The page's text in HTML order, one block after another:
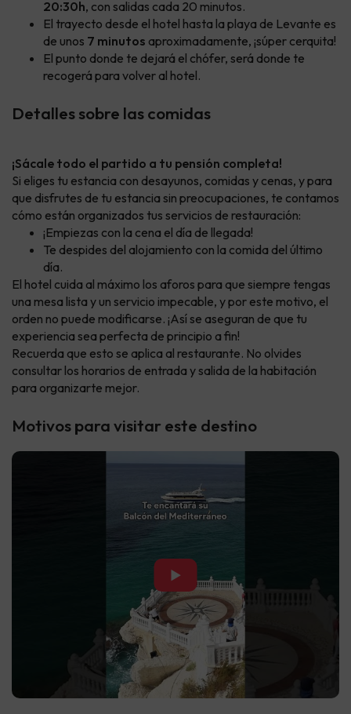
20:30h, con salidas cada 20 minutos.
El trayecto desde el hotel hasta la playa de Levante es
de unos 7 minutos aproximadamente, ¡súper cerquita!
El punto donde te dejará el chófer, será donde te
recogerá para volver al hotel.
Detalles sobre las comidas
¡Sácale todo el partido a tu pensión completa!
Si eliges tu estancia con desayunos, comidas y cenas, y para
que disfrutes de tu estancia sin preocupaciones, te contamos
cómo están organizados tus servicios de restauración:
¡Empiezas con la cena el día de llegada!
Te despides del alojamiento con la comida del último
día.
El hotel cuida al máximo los aforos para que siempre tengas
una mesa lista y un servicio impecable, y por este motivo, el
orden no puede modificarse. ¡Así se aseguran de que tu
experiencia sea perfecta de principio a fin!
Recuerda que esto se aplica al restaurante. No olvides
consultar los horarios de entrada y salida de la habitación
para organizarte mejor.
Motivos para visitar este destino
▶